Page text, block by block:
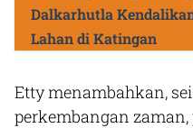
Dalkarhutla
Lahan di Katingan
Etty menambahkan,
perkembangan